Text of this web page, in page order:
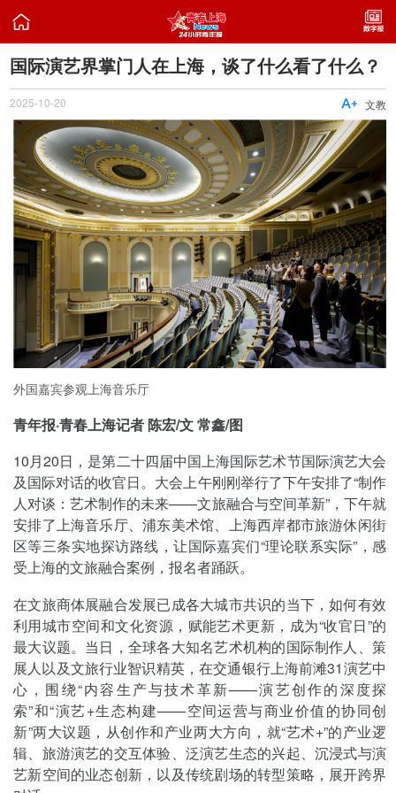

国际演艺界掌门人在上海，谈了什么看了什么？
2025-10-20 文教

外国嘉宾参观上海音乐厅
青年报·青春上海记者 陈宏/文 常鑫/图
10月20日，是第二十四届中国上海国际艺术节国际演艺大会
及国际对话的收官日。大会上午刚刚举行了下午安排了“制作
人对谈：艺术制作的未来——文旅融合与空间革新”，下午就
安排了上海音乐厅、浦东美术馆、上海西岸都市旅游休闲街
区等三条实地探访路线，让国际嘉宾们“理论联系实际”，感
受上海的文旅融合案例，报名者踊跃。
在文旅商体展融合发展已成各大城市共识的当下，如何有效
利用城市空间和文化资源，赋能艺术更新，成为“收官日”的
最大议题。当日，全球各大知名艺术机构的国际制作人、策
展人以及文旅行业智识精英，在交通银行上海前滩31演艺中
心，围绕“内容生产与技术革新——演艺创作的深度探
索”和“演艺+生态构建——空间运营与商业价值的协同创
新”两大议题，从创作和产业两大方向，就“艺术+”的产业逻
辑、旅游演艺的交互体验、泛演艺生态的兴起、沉浸式与演
艺新空间的业态创新，以及传统剧场的转型策略，展开跨界